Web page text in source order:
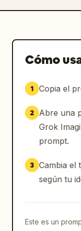
Cómo
1 Copia el
2
Abre una
Grok
prompt.
3 Cambia el
según tu
Este es un